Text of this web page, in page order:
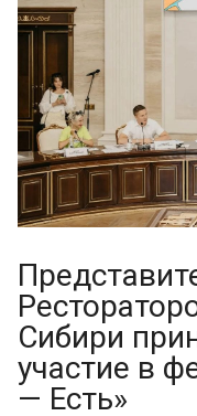
Сибири
участие в
— Есть»